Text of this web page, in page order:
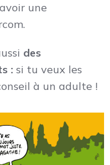
une
des
: si tu veux les
à un adulte !